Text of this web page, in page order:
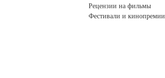
Рецензии на фильмы
Фестивали и кинопремии